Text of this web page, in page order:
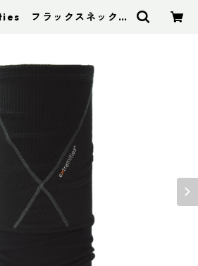
フラックスネックウ